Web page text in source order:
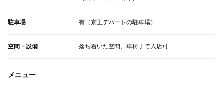
駐車場 有（京王デパートの駐車場）
空間・設備 落ち着いた空間、車椅子で入店可
メニュー